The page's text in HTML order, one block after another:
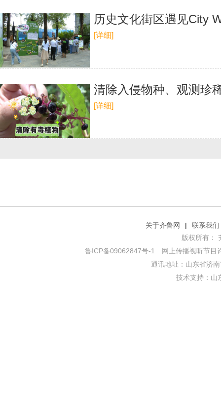
历史文化街区遇见City
[详细]
清除入侵物种、观测珍
[详细]
关于齐鲁网 |
联系我们
版权所有：
鲁ICP备09062847号-1 网上传播视听节目
通讯地址：山东省济
技术支持： 山